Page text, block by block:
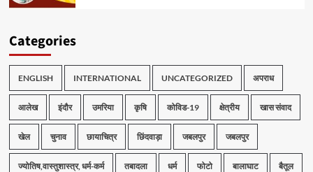
Categories
ENGLISH INTERNATIONAL UNCATEGORIZED अपराध
आलेख इंदौर उमरिया कृषि कोविड-19 क्षेत्रीय खास संवाद
खेल चुनाव छायाचित्र छिंदवाड़ा जबलपुर जबलपुर
ज्योतिष,वास्तुशास्त्र, धर्म-कर्म तबादला धर्म फोटो बालाघाट बैतूल